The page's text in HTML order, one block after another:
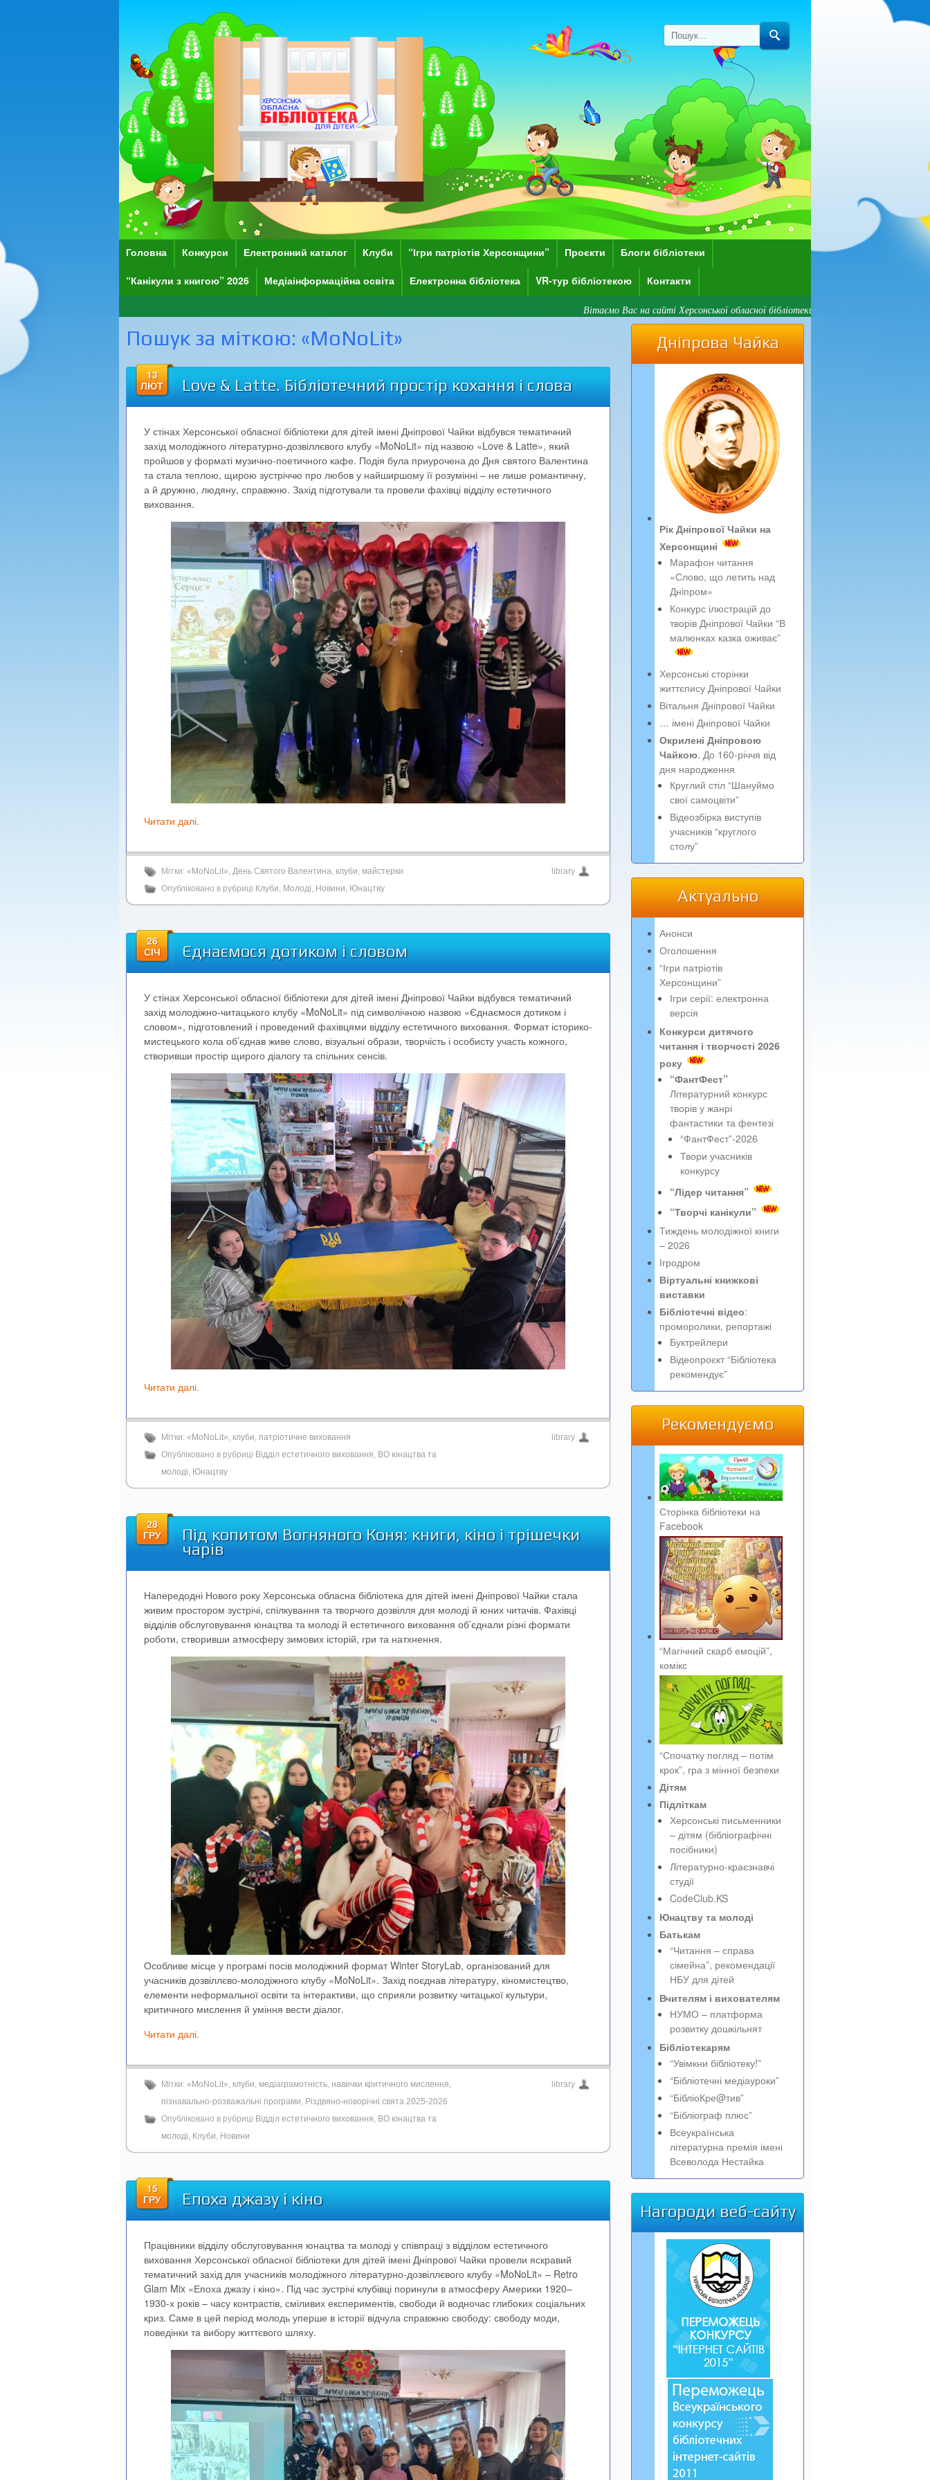
Головна Конкурси Електронний каталог Клуби “Ігри патріотів Херсонщини” Проєкти Блоги бібліотеки
“Канікули з книгою” 2026 Медіаінформаційна освіта Електронна бібліотека VR-тур бібліотекою Контакти
Вітаємо Вас на сайті Херсонської обласної бібліотеки для дітей імені Дніпрової Чайки! Зверніть
Пошук за міткою: «MoNoLit»
13
ЛЮТ
Love & Latte. Бібліотечний простір кохання і слова
У стінах Херсонської обласної бібліотеки для дітей імені Дніпрової Чайки відбувся тематичний
захід молодіжного літературно-дозвіллєвого клубу «MoNoLit» під назвою «Love & Latte», який
пройшов у форматі музично-поетичного кафе. Подія була приурочена до Дня святого Валентина
та стала теплою, щирою зустріччю про любов у найширшому її розумінні – не лише романтичну,
а й дружню, людяну, справжню. Захід підготували та провели фахівці відділу естетичного
виховання.
Читати далі.
Мітки: «MoNoLit», День Святого Валентина, клуби, майстерки
Опубліковано в рубриці Клуби, Молоді, Новини, Юнацтву
library
26
СІЧ
Єднаємося дотиком і словом
У стінах Херсонської обласної бібліотеки для дітей імені Дніпрової Чайки відбувся тематичний
захід молодіжно-читацького клубу «MoNoLit» під символічною назвою «Єднаємося дотиком і
словом», підготовлений і проведений фахівцями відділу естетичного виховання. Формат історико-
мистецького кола об’єднав живе слово, візуальні образи, творчість і особисту участь кожного,
створивши простір щирого діалогу та спільних сенсів.
Читати далі.
Мітки: «MoNoLit», клуби, патріотичне виховання
Опубліковано в рубриці Відділ естетичного виховання, ВО юнацтва та
молоді, Юнацтву
library
28
ГРУ
Під копитом Вогняного Коня: книги, кіно і трішечки
чарів
Напередодні Нового року Херсонська обласна бібліотека для дітей імені Дніпрової Чайки стала
живим простором зустрічі, спілкування та творчого дозвілля для молоді й юних читачів. Фахівці
відділів обслуговування юнацтва та молоді й естетичного виховання об’єднали різні формати
роботи, створивши атмосферу зимових історій, гри та натхнення.
Особливе місце у програмі посів молодіжний формат Winter StoryLab, організований для
учасників дозвіллєво-молодіжного клубу «MoNoLit». Захід поєднав літературу, кіномистецтво,
елементи неформальної освіти та інтерактиви, що сприяли розвитку читацької культури,
критичного мислення й уміння вести діалог.
Читати далі.
Мітки: «MoNoLit», клуби, медіаграмотність, навички критичного мислення,
пізнавально-розважальні програми, Різдвяно-новорічні свята 2025-2026
Опубліковано в рубриці Відділ естетичного виховання, ВО юнацтва та
молоді, Клуби, Новини
library
15
ГРУ
Епоха джазу і кіно
Працівники відділу обслуговування юнацтва та молоді у співпраці з відділом естетичного
виховання Херсонської обласної бібліотеки для дітей імені Дніпрової Чайки провели яскравий
тематичний захід для учасників молодіжного літературно-дозвіллєвого клубу «MoNoLit» – Retro
Glam Mix «Епоха джазу і кіно». Під час зустрічі клубівці поринули в атмосферу Америки 1920–
1930-х років – часу контрастів, сміливих експериментів, свободи й водночас глибоких соціальних
криз. Саме в цей період молодь уперше в історії відчула справжню свободу: свободу моди,
поведінки та вибору життєвого шляху.
Дніпрова Чайка
Рік Дніпрової Чайки на
Херсонщині
Марафон читання
«Слово, що летить над
Дніпром»
Конкурс ілюстрацій до
творів Дніпрової Чайки “В
малюнках казка оживає”
Херсонські сторінки
життєпису Дніпрової Чайки
Вітальня Дніпрової Чайки
… імені Дніпрової Чайки
Окрилені Дніпровою
Чайкою. До 160-річчя від
дня народження
Круглий стіл “Шануймо
свої самоцвіти”
Відеозбірка виступів
учасників “круглого
столу”
Актуально
Анонси
Оголошення
“Ігри патріотів
Херсонщини”
Ігри серії: електронна
версія
Конкурси дитячого
читання і творчості 2026
року
“ФантФест”
Літературний конкурс
творів у жанрі
фантастики та фентезі
“ФантФест”-2026
Твори учасників
конкурсу
“Лідер читання”
“Творчі канікули”
Тиждень молодіжної книги
– 2026
Ігродром
Віртуальні книжкові
виставки
Бібліотечні відео:
проморолики, репортажі
Буктрейлери
Відеопроєкт “Бібліотека
рекомендує”
Рекомендуємо
Сторінка бібліотеки на
Facebook
“Магічний скарб емоцій”,
комікс
“Спочатку погляд – потім
крок”, гра з мінної безпеки
Дітям
Підліткам
Херсонські письменники
– дітям (бібліографічні
посібники)
Літературно-краєзнавчі
студії
CodeClub.KS
Юнацтву та молоді
Батькам
“Читання – справа
сімейна”, рекомендації
НБУ для дітей
Вчителям і вихователям
НУМО – платформа
розвитку дошкільнят
Бібліотекарям
“Увімкни бібліотеку!”
“Бібліотечні медіауроки”
“БібліоКре@тив”
“Бібліограф плюс”
Всеукраїнська
літературна премія імені
Всеволода Нестайка
Нагороди веб-сайту